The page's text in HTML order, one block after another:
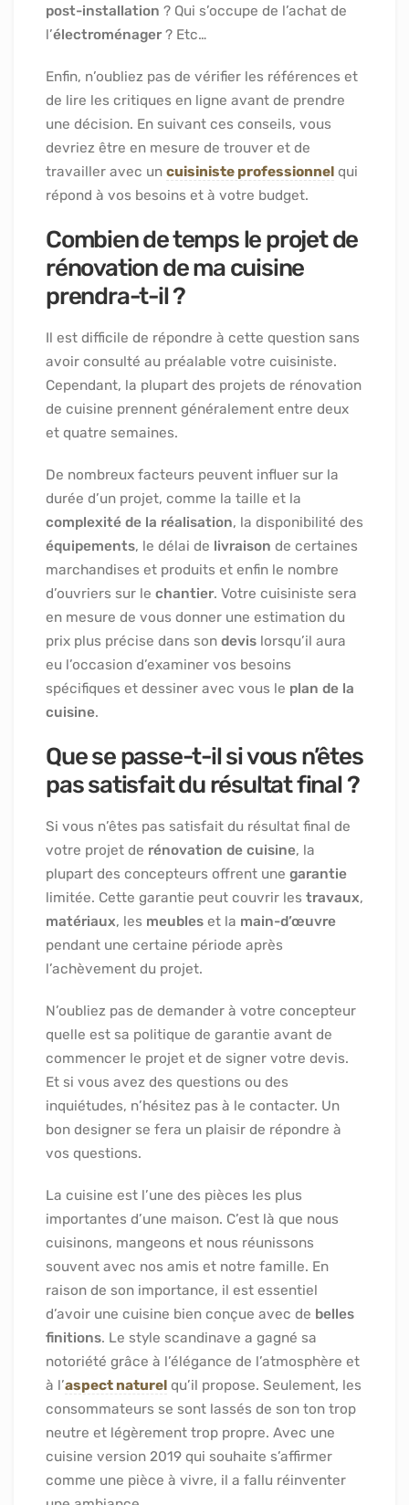
post-installation ? Qui s’occupe de l’achat de
l’électroménager? Etc…
Enfin, n’oubliez pas de vérifier les références et
de lire les critiques en ligne avant de prendre
une décision. En suivant ces conseils, vous
devriez être en mesure de trouver et de
travailler avec un cuisiniste professionnel qui
répond à vos besoins et à votre budget.
Combien de temps le projet de
rénovation de ma cuisine
prendra-t-il ?
Il est difficile de répondre à cette question sans
avoir consulté au préalable votre cuisiniste.
Cependant, la plupart des projets de rénovation
de cuisine prennent généralement entre deux
et quatre semaines.
De nombreux facteurs peuvent influer sur la
durée d’un projet, comme la taille et la
complexité de la réalisation, la disponibilité des
équipements, le délai de livraison de certaines
marchandises et produits et enfin le nombre
d’ouvriers sur le chantier. Votre cuisiniste sera
en mesure de vous donner une estimation du
prix plus précise dans son devis lorsqu’il aura
eu l’occasion d’examiner vos besoins
spécifiques et dessiner avec vous le plan de la
cuisine.
Que se passe-t-il si vous n’êtes
pas satisfait du résultat final ?
Si vous n’êtes pas satisfait du résultat final de
votre projet de rénovation de cuisine, la
plupart des concepteurs offrent une garantie
limitée. Cette garantie peut couvrir les travaux,
matériaux, les meubles et la main-d’œuvre
pendant une certaine période après
l’achèvement du projet.
N’oubliez pas de demander à votre concepteur
quelle est sa politique de garantie avant de
commencer le projet et de signer votre devis.
Et si vous avez des questions ou des
inquiétudes, n’hésitez pas à le contacter. Un
bon designer se fera un plaisir de répondre à
vos questions.
La cuisine est l’une des pièces les plus
importantes d’une maison. C’est là que nous
cuisinons, mangeons et nous réunissons
souvent avec nos amis et notre famille. En
raison de son importance, il est essentiel
d’avoir une cuisine bien conçue avec de belles
finitions. Le style scandinave a gagné sa
notoriété grâce à l’élégance de l’atmosphère et
à l’aspect naturel qu’il propose. Seulement, les
consommateurs se sont lassés de son ton trop
neutre et légèrement trop propre. Avec une
cuisine version 2019 qui souhaite s’affirmer
comme une pièce à vivre, il a fallu réinventer